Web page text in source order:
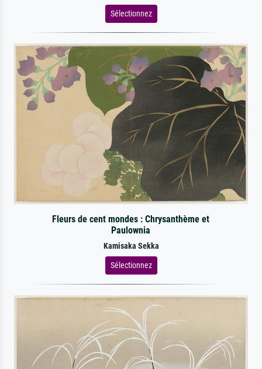
Sélectionnez
Fleurs de cent mondes : Chrysanthème et
Paulownia
Kamisaka Sekka
Sélectionnez